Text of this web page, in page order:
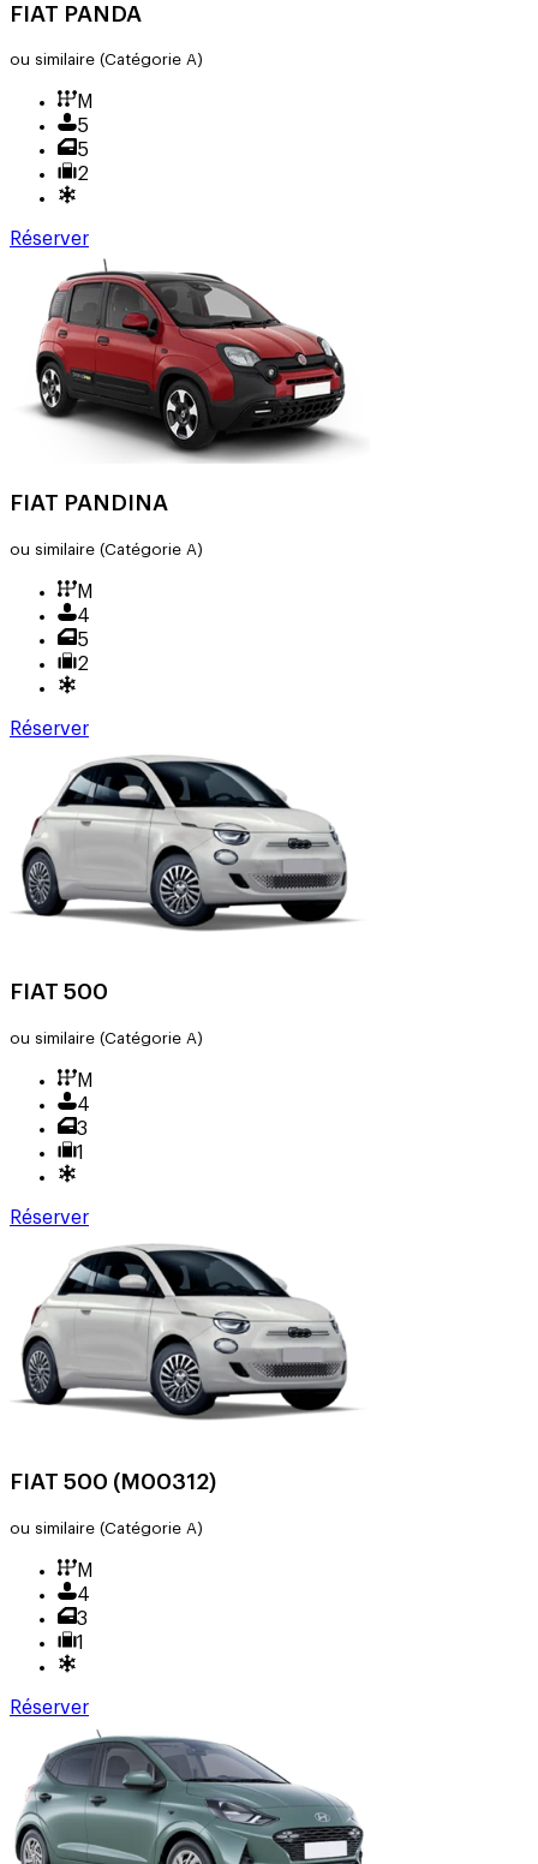
FIAT PANDA
ou similaire (Catégorie A)
M
5
5
2
Réserver
FIAT PANDINA
ou similaire (Catégorie A)
M
4
5
2
Réserver
FIAT 500
ou similaire (Catégorie A)
M
4
3
1
Réserver
FIAT 500 (M00312)
ou similaire (Catégorie A)
M
4
3
1
Réserver